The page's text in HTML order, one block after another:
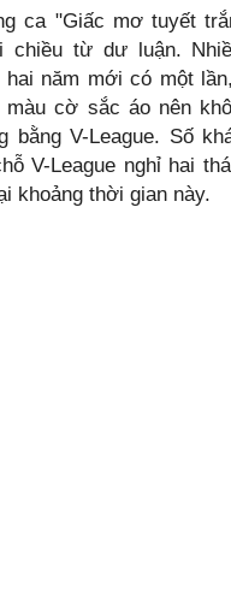
ca "Giấc mơ tuyết
chiều từ dư luận.
hai năm mới có một
cờ sắc áo nên
bằng V-League. Số
V-League nghỉ hai
khoảng thời gian này.